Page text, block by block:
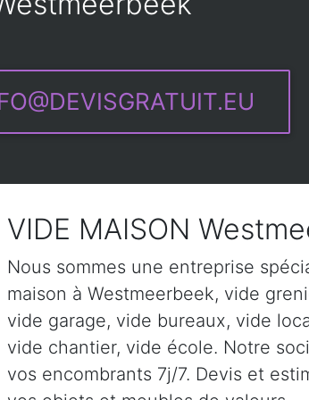
VIDE MAISON
Nous sommes une entreprise
maison à Westmeerbeek, vide
vide garage, vide bureaux, vide
vide chantier, vide école. Notre
vos encombrants 7j/7. Devis et